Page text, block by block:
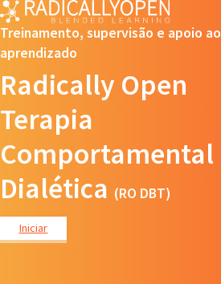
Treinamento, supervisão e apoio ao
aprendizado
Radically Open
Terapia
Comportamental
Dialética (RO DBT)
Iniciar